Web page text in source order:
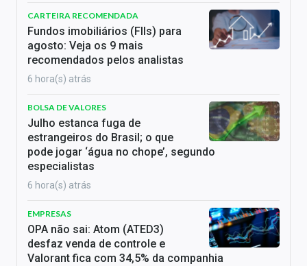
CARTEIRA RECOMENDADA
Fundos imobiliários (FIIs) para
agosto: Veja os 9 mais
recomendados pelos analistas
6 hora(s) atrás
BOLSA DE VALORES
Julho estanca fuga de
estrangeiros do Brasil; o que
pode jogar ‘água no chope’, segundo
especialistas
6 hora(s) atrás
EMPRESAS
OPA não sai: Atom (ATED3)
desfaz venda de controle e
Valorant fica com 34,5% da companhia